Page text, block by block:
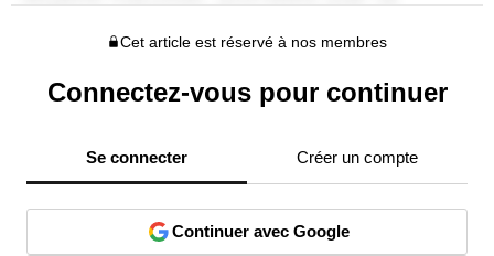
Cet article est réservé à nos membres
Connectez-vous pour continuer
Se connecter Créer un compte
Continuer avec Google